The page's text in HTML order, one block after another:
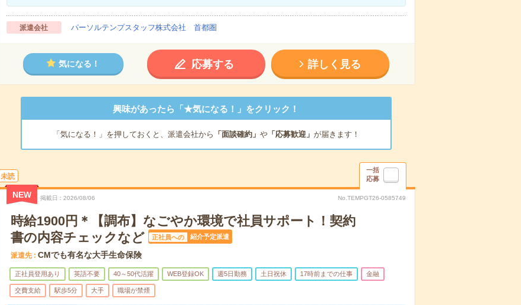
派遣会社 パーソルテンプスタッフ株式会社 首都圏
気になる！ 応募する 詳しく見る
興味があったら「★気になる！」をクリック！
「気になる！」を押しておくと、派遣会社から 「面談確約」 や「応募歓迎」 が届きます！
未読
一括
応募
NEW 掲載日 2026/08/06 No.TEMPGT26-0585749
時給1900円＊【調布】なごやか環境で社員サポート！契約
書の内容チェックなど
正社員への 紹介予定派遣
派遣先 CMでも有名な大手生命保険
正社員登用あり 英語不要 40～50代活躍 WEB登録OK 週5日勤務 土日祝休 17時前までの仕事 金融
交費支給 駅歩5分 大手 職場が禁煙